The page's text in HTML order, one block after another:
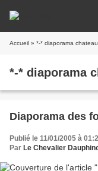
Accueil » *-* diaporama chateau
*-* diaporama
Diaporama des
Publié le 11/01/2005 à
Par Le Chevalier